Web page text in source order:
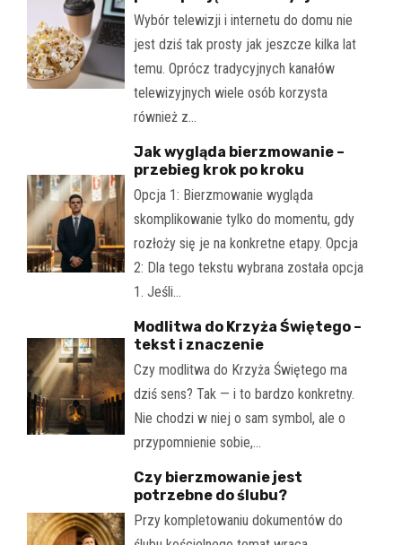
Wybór telewizji i internetu do domu nie
jest dziś tak prosty jak jeszcze kilka lat
temu. Oprócz tradycyjnych kanałów
telewizyjnych wiele osób korzysta
również z…
Jak wygląda bierzmowanie –
przebieg krok po kroku
Opcja 1: Bierzmowanie wygląda
skomplikowanie tylko do momentu, gdy
rozłoży się je na konkretne etapy. Opcja
2: Dla tego tekstu wybrana została opcja
1. Jeśli…
Modlitwa do Krzyża Świętego –
tekst i znaczenie
Czy modlitwa do Krzyża Świętego ma
dziś sens? Tak — i to bardzo konkretny.
Nie chodzi w niej o sam symbol, ale o
przypomnienie sobie,…
Czy bierzmowanie jest
potrzebne do ślubu?
Przy kompletowaniu dokumentów do